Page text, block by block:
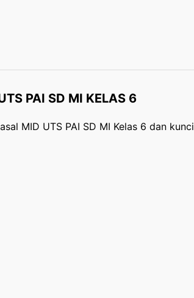
PAI SD MI KELAS 6
MID UTS PAI SD MI Kelas 6 dan kunci